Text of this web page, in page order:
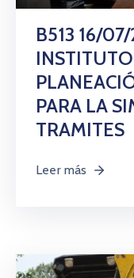
B513 16/
PARA LA
TRAMITES
Leer más